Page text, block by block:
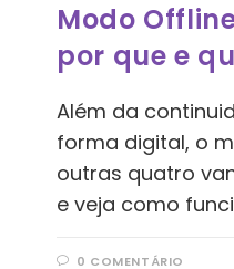
Modo
por que e
Além da
forma digital, o
outras quatro
e veja como
0 COMENTÁRIO